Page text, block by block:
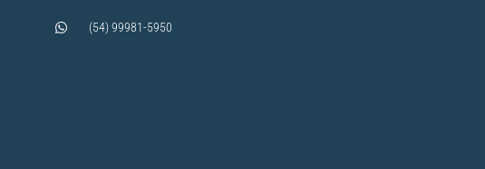
(54) 99981-5950